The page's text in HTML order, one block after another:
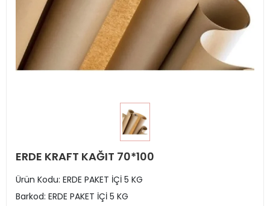
ERDE KRAFT KAĞIT 70*100
Ürün Kodu: ERDE PAKET İÇİ 5 KG
Barkod: ERDE PAKET İÇİ 5 KG